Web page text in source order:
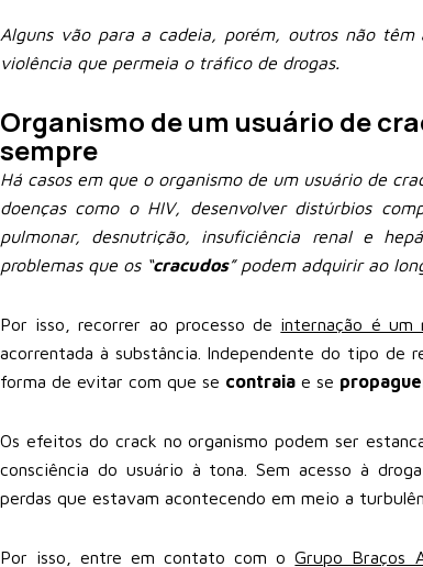
Alguns vão para a cadeia, porém, outros não têm
violência que permeia o tráfico de drogas.
Organismo de um usuário de
sempre
Há casos em que o organismo de um usuário de
doenças como o HIV, desenvolver distúrbios
pulmonar, desnutrição, insuficiência renal e
problemas que os “cracudos” podem adquirir ao
Por isso, recorrer ao processo de internação é um
acorrentada à substância. Independente do tipo
forma de evitar com que se contraia e se
Os efeitos do crack no organismo podem ser
consciência do usuário à tona. Sem acesso à
perdas que estavam acontecendo em meio a
Por isso, entre em contato com oGrupo Braços